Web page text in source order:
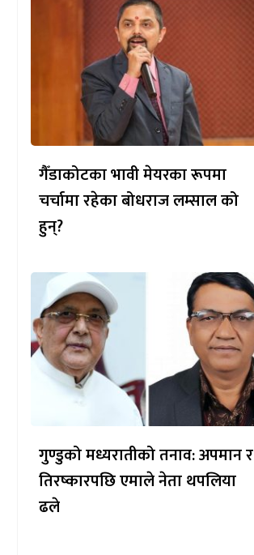
गैँडाकोटका भावी मेयरका रूपमा
चर्चामा रहेका बोधराज लम्साल को
हुन्?
गुण्डुको मध्यरातीको तनाव: अपमान र
तिरष्कारपछि एमाले नेता थपलिया
ढले